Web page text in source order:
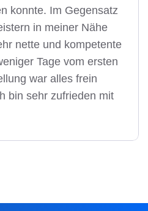
konnte. Im Gegensatz
in meiner Nähe
nette und kompetente
Tage vom ersten
war alles frein
bin sehr zufrieden mit